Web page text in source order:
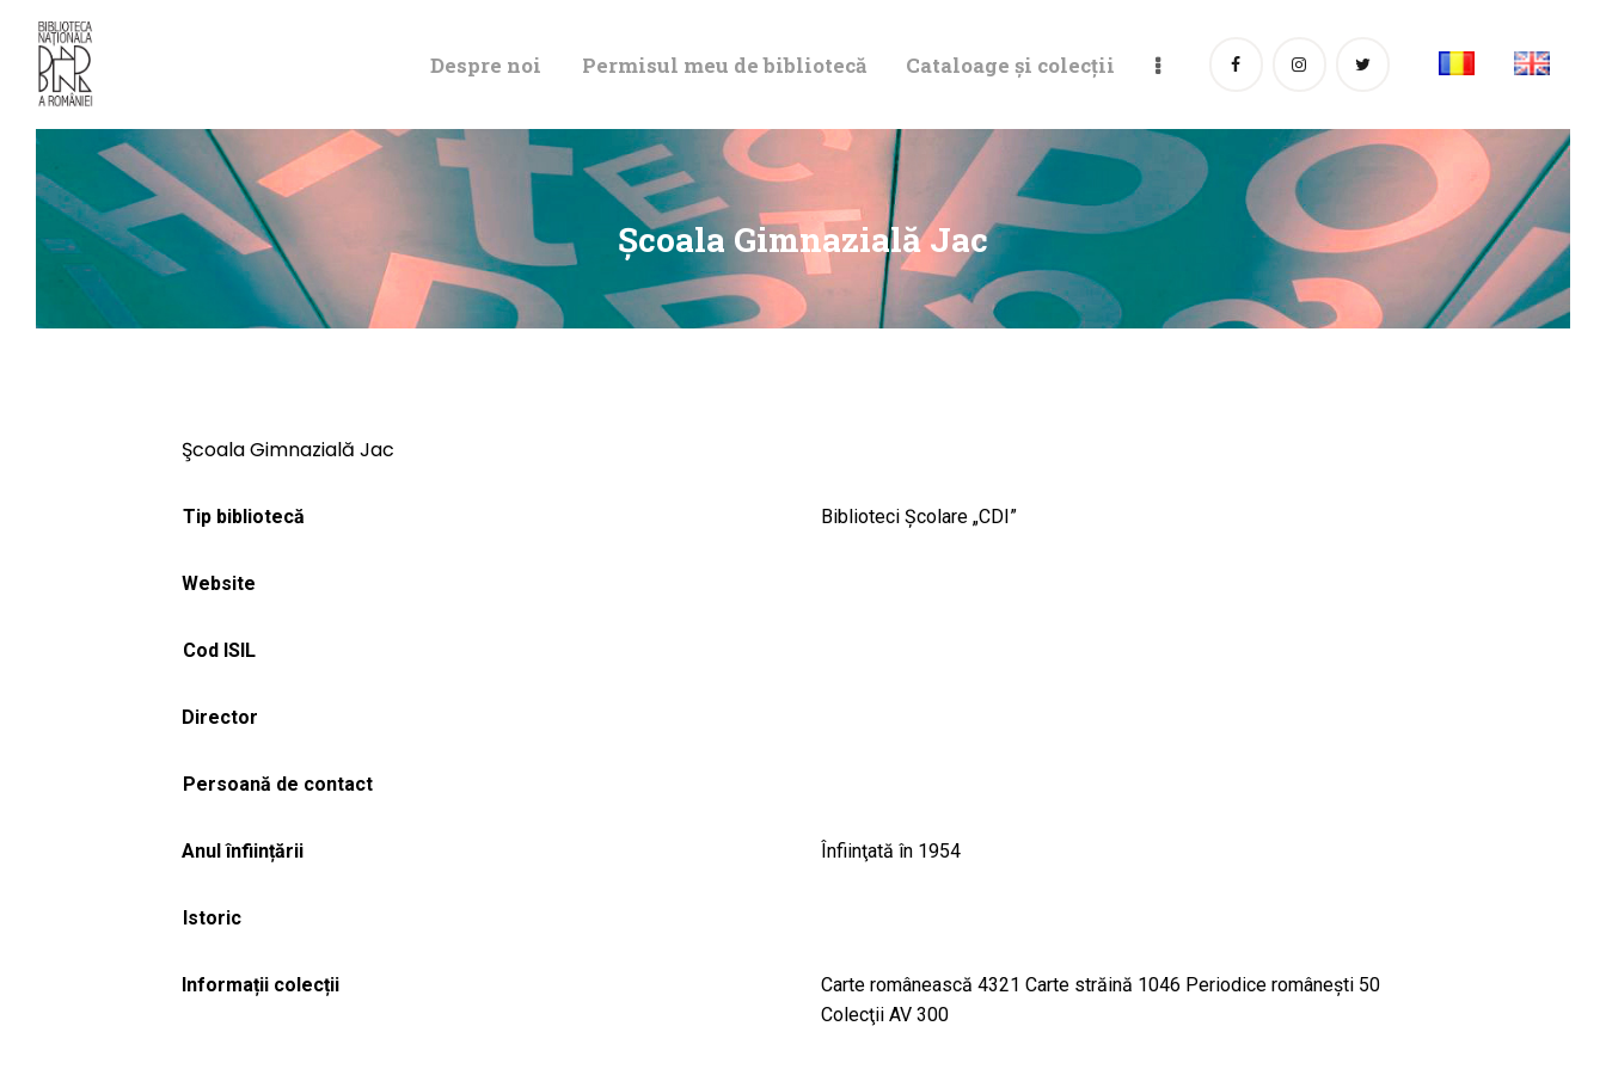
Despre noi Permisul meu de bibliotecă Cataloage și colecții
Şcoala Gimnazială Jac
DE BIBLIOTECĂ
CATALOAGE ȘI
COLECȚII
Şcoala Gimnazială Jac
Tip bibliotecă Biblioteci Școlare „CDI”
Website
Cod ISIL
Director
Persoană de contact
Anul înființării Înfiinţată în 1954
Istoric
Informații colecții
Carte românească 4321 Carte străină 1046 Periodice româneşti 50
Colecţii AV 300